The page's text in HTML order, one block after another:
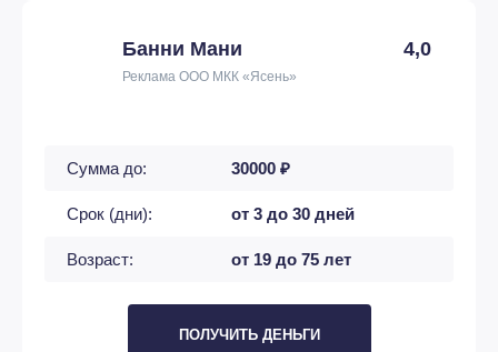
Банни Мани 4,0
Реклама ООО МКК «Ясень»
Сумма до: 30000 ₽
Срок (дни): от 3 до 30 дней
Возраст: от 19 до 75 лет
ПОЛУЧИТЬ ДЕНЬГИ